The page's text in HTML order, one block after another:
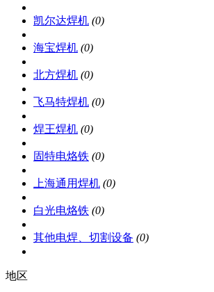
凯尔达焊机 (0)
海宝焊机 (0)
北方焊机 (0)
飞马特焊机 (0)
焊王焊机 (0)
固特电烙铁 (0)
上海通用焊机 (0)
白光电烙铁 (0)
其他电焊、切割设备 (0)
地区